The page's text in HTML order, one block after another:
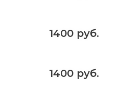
1400 руб.
1400 руб.